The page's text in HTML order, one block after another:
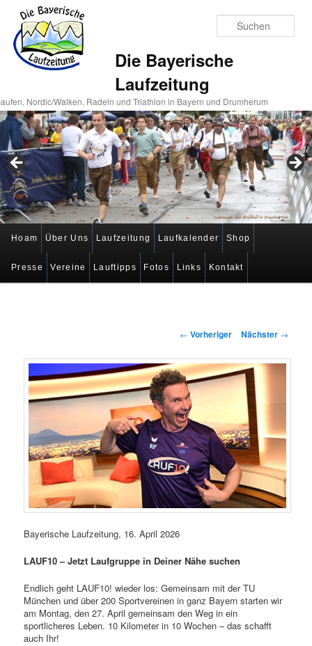
Die Bayerische
Laufzeitung
Nordic/Walken, Radeln und Triathlon in Bayern und Drumherum
Hauptmenü
Zum
primären
Zum
sekundären
Hoam Über Uns Laufzeitung Laufkalender Shop
Presse Vereine Lauftipps Fotos Links Kontakt
Beitragsnavigation
← Vorheriger Nächster →
Bayerische Laufzeitung, 16. April 2026
LAUF10 – Jetzt Laufgruppe in Deiner Nähe suchen
Endlich geht LAUF10! wieder los: Gemeinsam mit der TU
München und über 200 Sportvereinen in ganz Bayern starten wir
am Montag, den 27. April gemeinsam den Weg in ein
sportlicheres Leben. 10 Kilometer in 10 Wochen – das schafft
auch Ihr!